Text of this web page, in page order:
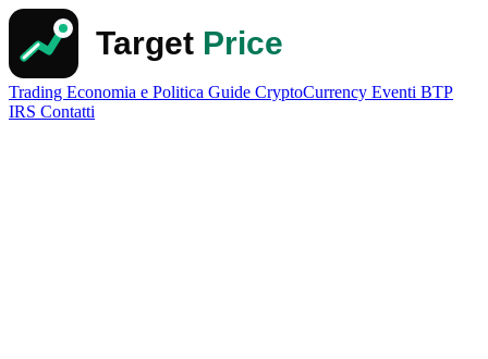
Trading Economia e Politica Guide CryptoCurrency Eventi BTP
IRS Contatti